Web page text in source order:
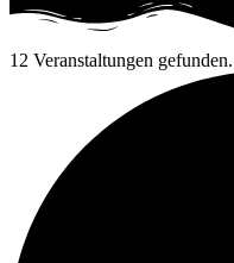
12 Veranstaltungen gefunden.